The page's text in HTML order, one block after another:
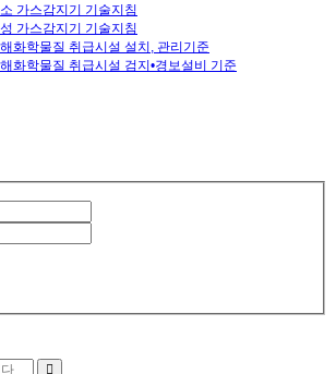
가스감지기 기술지침
가스감지기 기술지침
화학물질 취급시설 설치, 관리기준
화학물질 취급시설 검지•경보설비 기준